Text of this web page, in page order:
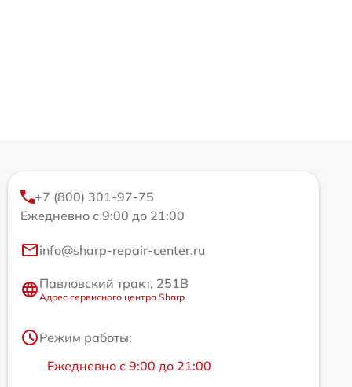
+7 (800) 301-97-75
Ежедневно с 9:00 до 21:00
info@sharp-repair-center.ru
Павловский тракт, 251В
Адрес сервисного центра Sharp
Режим работы:
Ежедневно с 9:00 до 21:00